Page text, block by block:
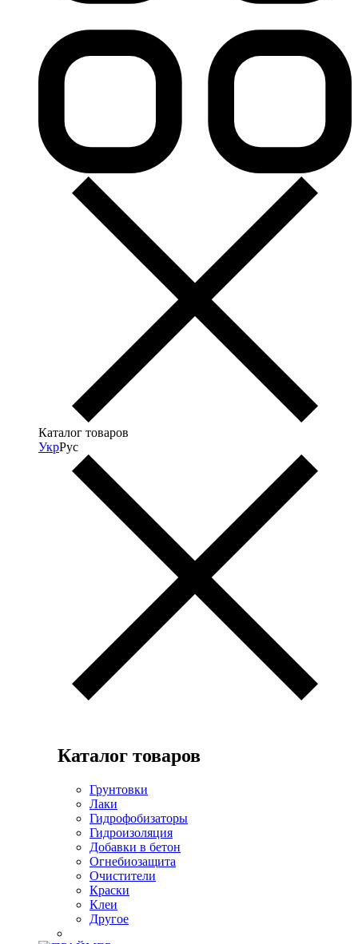
Каталог товаров
УкрРус
Каталог товаров
Грунтовки
Лаки
Гидрофобизаторы
Гидроизоляция
Добавки в бетон
Огнебиозащита
Очистители
Краски
Клеи
Другое